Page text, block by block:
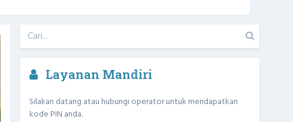
Layanan Mandiri
Silakan datang atau hubungi operator untuk mendapatkan
kode PIN anda.